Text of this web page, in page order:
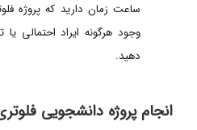
ساعت زمان دارید که پروژه
وجود هرگونه ایراد احتمالی یا
دهید.
انجام پروژه دانشجویی